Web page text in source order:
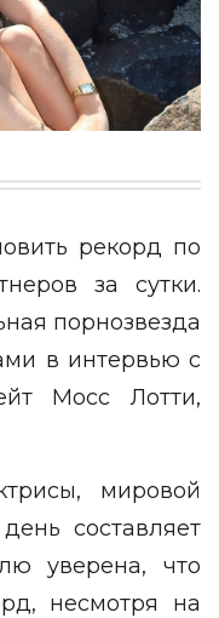
рекорд по
за сутки.
порнозвезда
в интервью с
Мосс Лотти,
мировой
составляет
уверена, что
несмотря на